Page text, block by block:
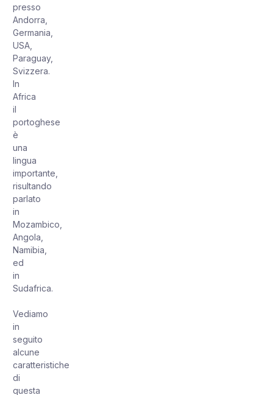
presso
Andorra,
Germania,
USA,
Paraguay,
Svizzera.
In
Africa
il
portoghese
è
una
lingua
importante,
risultando
parlato
in
Mozambico,
Angola,
Namibia,
ed
in
Sudafrica.
Vediamo
in
seguito
alcune
caratteristiche
di
questa